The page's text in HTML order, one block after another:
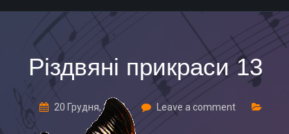
Різдвяні прикраси 13
20 Грудня, 2022 Leave a comment